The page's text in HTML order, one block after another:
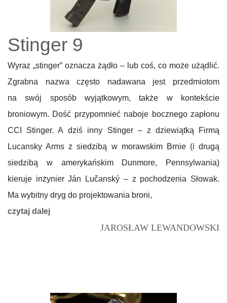
Stinger 9
Wyraz „stinger” oznacza żądło – lub coś, co może użądlić.
Zgrabna nazwa często nadawana jest przedmiotom
na swój sposób wyjątkowym, także w kontekście
broniowym. Dość przypomnieć naboje bocznego zapłonu
CCI Stinger. A dziś inny Stinger – z dziewiątką Firmą
Lucansky Arms z siedzibą w morawskim Brnie (i drugą
siedzibą w amerykańskim Dunmore, Pennsylwania)
kieruje inżynier Ján Lučanský – z pochodzenia Słowak.
Ma wybitny dryg do projektowania broni,
czytaj dalej
JAROSŁAW LEWANDOWSKI